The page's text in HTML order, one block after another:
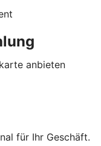
anbieten
für Ihr Geschäft.